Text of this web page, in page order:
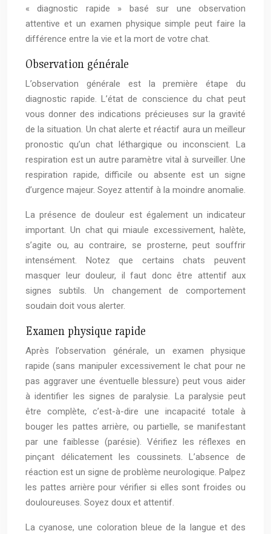
« diagnostic rapide » basé sur une observation
attentive et un examen physique simple peut faire la
différence entre la vie et la mort de votre chat.
Observation générale
L’observation générale est la première étape du
diagnostic rapide. L’état de conscience du chat peut
vous donner des indications précieuses sur la gravité
de la situation. Un chat alerte et réactif aura un meilleur
pronostic qu’un chat léthargique ou inconscient. La
respiration est un autre paramètre vital à surveiller. Une
respiration rapide, difficile ou absente est un signe
d’urgence majeur. Soyez attentif à la moindre anomalie.
La présence de douleur est également un indicateur
important. Un chat qui miaule excessivement, halète,
s’agite ou, au contraire, se prosterne, peut souffrir
intensément. Notez que certains chats peuvent
masquer leur douleur, il faut donc être attentif aux
signes subtils. Un changement de comportement
soudain doit vous alerter.
Examen physique rapide
Après l’observation générale, un examen physique
rapide (sans manipuler excessivement le chat pour ne
pas aggraver une éventuelle blessure) peut vous aider
à identifier les signes de paralysie. La paralysie peut
être complète, c’est-à-dire une incapacité totale à
bouger les pattes arrière, ou partielle, se manifestant
par une faiblesse (parésie). Vérifiez les réflexes en
pinçant délicatement les coussinets. L’absence de
réaction est un signe de problème neurologique. Palpez
les pattes arrière pour vérifier si elles sont froides ou
douloureuses. Soyez doux et attentif.
La cyanose, une coloration bleue de la langue et des